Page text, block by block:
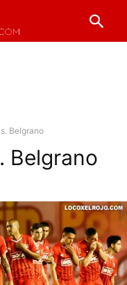
Belgrano
Belgrano